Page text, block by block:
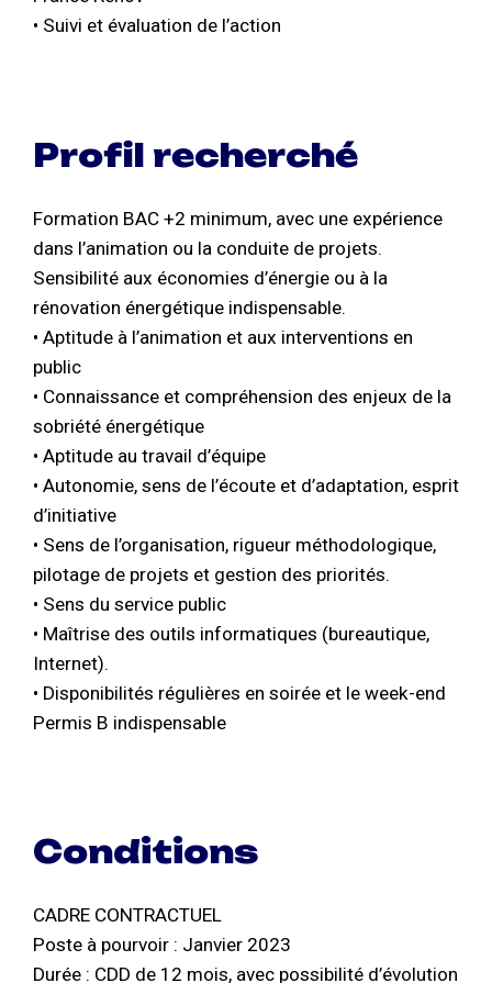
• Suivi et évaluation de l’action
Profil recherché
Formation BAC +2 minimum, avec une expérience
dans l’animation ou la conduite de projets.
Sensibilité aux économies d’énergie ou à la
rénovation énergétique indispensable.
• Aptitude à l’animation et aux interventions en
public
• Connaissance et compréhension des enjeux de la
sobriété énergétique
• Aptitude au travail d’équipe
• Autonomie, sens de l’écoute et d’adaptation, esprit
d’initiative
• Sens de l’organisation, rigueur méthodologique,
pilotage de projets et gestion des priorités.
• Sens du service public
• Maîtrise des outils informatiques (bureautique,
Internet).
• Disponibilités régulières en soirée et le week-end
Permis B indispensable
Conditions
CADRE CONTRACTUEL
Poste à pourvoir : Janvier 2023
Durée : CDD de 12 mois, avec possibilité d’évolution